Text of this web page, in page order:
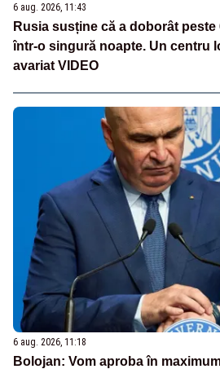
6 aug. 2026, 11:43
Rusia susține că a doborât
într-o singură noapte. Un centru
avariat VIDEO
6 aug. 2026, 11:18
Bolojan: Vom aproba în